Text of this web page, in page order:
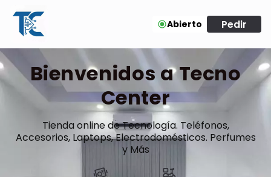
Abierto Pedir
Bienvenidos a Tecno
Center
Tienda online de Tecnología. Teléfonos,
Accesorios, Laptops, Electrodomésticos. Perfumes
y Más